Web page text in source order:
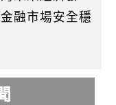
融市場安全穩